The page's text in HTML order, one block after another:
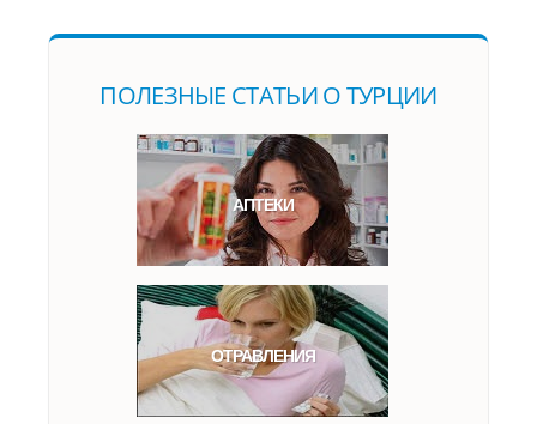
ПОЛЕЗНЫЕ СТАТЬИ О ТУРЦИИ
АПТЕКИ
ОТРАВЛЕНИЯ